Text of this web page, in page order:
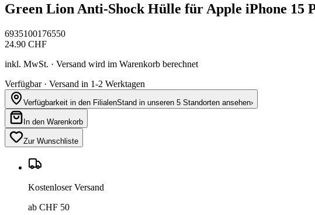
Green Lion Anti-Shock Hülle für Apple iPhone 15
6935100176550
24.90 CHF
inkl. MwSt. · Versand wird im Warenkorb berechnet
Verfügbar · Versand in 1-2 Werktagen
Verfügbarkeit in den FilialenStand in unseren 5 Standorten ansehen›
In den Warenkorb
Zur Wunschliste
Kostenloser Versand
ab CHF 50